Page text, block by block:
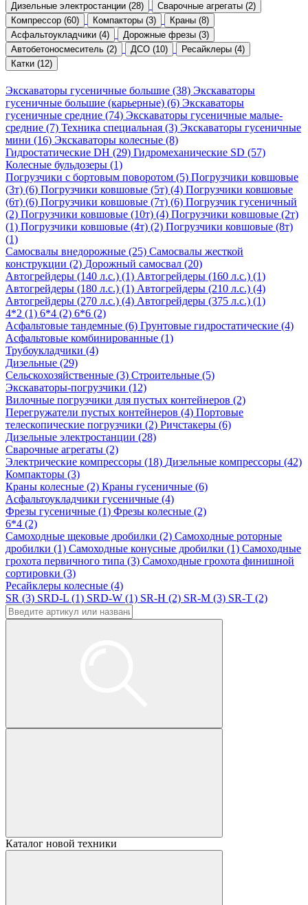
Дизельные электростанции (28)
Сварочные агрегаты (2)
Компрессор (60)
Компакторы (3)
Краны (8)
Асфальтоукладчики (4)
Дорожные фрезы (3)
Автобетоносмеситель (2)
ДСО (10)
Ресайклеры (4)
Катки (12)
Экскаваторы гусеничные большие (38) Экскаваторы
гусеничные большие (карьерные) (6) Экскаваторы
гусеничные средние (74) Экскаваторы гусеничные малые-
средние (7) Техника специальная (3) Экскаваторы гусеничные
мини (16) Экскаваторы колесные (8)
Гидростатические DH (29) Гидромеханические SD (57)
Колесные бульдозеры (1)
Погрузчики с бортовым поворотом (5) Погрузчики ковшовые
(3т) (6) Погрузчики ковшовые (5т) (4) Погрузчики ковшовые
(6т) (6) Погрузчики ковшовые (7т) (6) Погрузчик гусеничный
(2) Погрузчики ковшовые (10т) (4) Погрузчики ковшовые (2т)
(1) Погрузчики ковшовые (4т) (2) Погрузчики ковшовые (8т)
(1)
Самосвалы внедорожные (25) Самосвалы жесткой
конструкции (2) Дорожный самосвал (20)
Автогрейдеры (140 л.с.) (1) Автогрейдеры (160 л.с.) (1)
Автогрейдеры (180 л.с.) (1) Автогрейдеры (210 л.с.) (4)
Автогрейдеры (270 л.с.) (4) Автогрейдеры (375 л.с.) (1)
4*2 (1) 6*4 (2) 6*6 (2)
Асфальтовые тандемные (6) Грунтовые гидростатические (4)
Асфальтовые комбинированные (1)
Трубоукладчики (4)
Дизельные (29)
Сельскохозяйственные (3) Строительные (5)
Экскаваторы-погрузчики (12)
Вилочные погрузчики для пустых контейнеров (2)
Перегружатели пустых контейнеров (4) Портовые
телескопические погрузчики (2) Ричстакеры (6)
Дизельные электростанции (28)
Сварочные агрегаты (2)
Электрические компрессоры (18) Дизельные компрессоры (42)
Компакторы (3)
Краны колесные (2) Краны гусеничные (6)
Асфальтоукладчики гусеничные (4)
Фрезы гусеничные (1) Фрезы колесные (2)
6*4 (2)
Самоходные щековые дробилки (2) Самоходные роторные
дробилки (1) Самоходные конусные дробилки (1) Самоходные
грохота первичного типа (3) Самоходные грохота финишной
сортировки (3)
Ресайклеры колесные (4)
SR (3) SRD-L (1) SRD-W (1) SR-H (2) SR-M (3) SR-T (2)
Каталог новой техники